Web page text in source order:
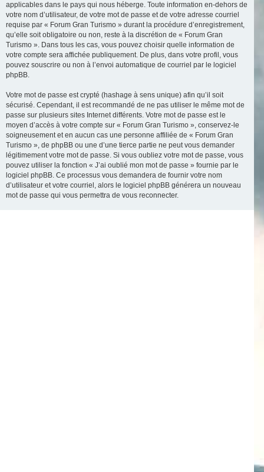
applicables dans le pays qui nous héberge. Toute information en-dehors de
votre nom d’utilisateur, de votre mot de passe et de votre adresse courriel
requise par « Forum Gran Turismo » durant la procédure d’enregistrement,
qu’elle soit obligatoire ou non, reste à la discrétion de « Forum Gran
Turismo ». Dans tous les cas, vous pouvez choisir quelle information de
votre compte sera affichée publiquement. De plus, dans votre profil, vous
pouvez souscrire ou non à l’envoi automatique de courriel par le logiciel
phpBB.
Votre mot de passe est crypté (hashage à sens unique) afin qu’il soit
sécurisé. Cependant, il est recommandé de ne pas utiliser le même mot de
passe sur plusieurs sites Internet différents. Votre mot de passe est le
moyen d’accès à votre compte sur « Forum Gran Turismo », conservez-le
soigneusement et en aucun cas une personne affiliée de « Forum Gran
Turismo », de phpBB ou une d’une tierce partie ne peut vous demander
légitimement votre mot de passe. Si vous oubliez votre mot de passe, vous
pouvez utiliser la fonction « J’ai oublié mon mot de passe » fournie par le
logiciel phpBB. Ce processus vous demandera de fournir votre nom
d’utilisateur et votre courriel, alors le logiciel phpBB générera un nouveau
mot de passe qui vous permettra de vous reconnecter.